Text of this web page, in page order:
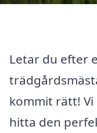
Letar du efter
kommit rätt!
hitta den